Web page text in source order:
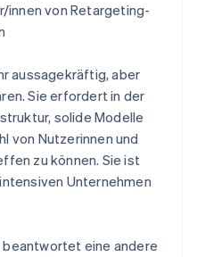
innen von Retargeting-
aussagekräftig, aber
Sie erfordert in der
solide Modelle
von Nutzerinnen und
zu können. Sie ist
Unternehmen
eine andere